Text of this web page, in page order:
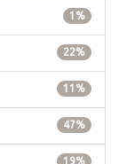
1%
22%
11%
47%
19%